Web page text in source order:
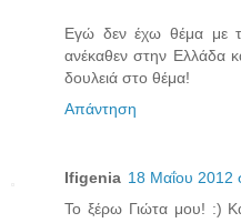
Εγώ δεν έχω θέμα με
ανέκαθεν στην Ελλάδα
δουλειά στο θέμα!
Απάντηση
Ifigenia 18 Μαΐου 2012
Το ξέρω Γιώτα μου! :)